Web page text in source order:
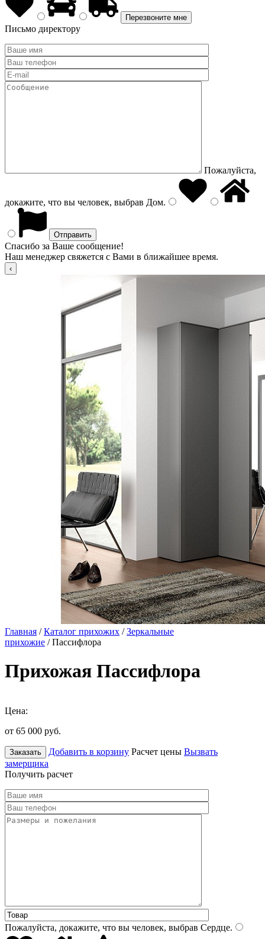
Письмо директору
Пожалуйста,
докажите, что вы человек, выбрав Дом.
Спасибо за Ваше сообщение!
Наш менеджер свяжется с Вами в ближайшее время.
Главная /Каталог прихожих /Зеркальные
прихожие / Пассифлора
Прихожая Пассифлора
Цена:
от 65 000 руб.
Заказать Добавить в корзину Расчет цены Вызвать
замерщика
Получить расчет
Пожалуйста, докажите, что вы человек, выбрав Сердце.